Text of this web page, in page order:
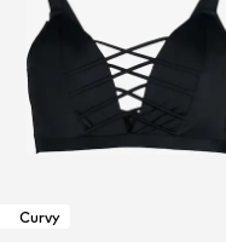
Curvy